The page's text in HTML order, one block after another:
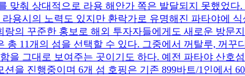
춰 상대적으로 라용 해안가 쪽은 발달되지 못했었다
용시의 노력도 있지만 환락가로 유명해진 파타야에
의 꾸준한 홍보로 해외 투자자들에게도 새로운 방문
11개의 섬을 선택할 수 있다. 그중에서 꺼탈루, 꺼꾸
그대로 보여주는 곳이기도 하다. 예전 파타야 산호
진행중이며 6개 섬 호핑은 기존 899바트/1인에서